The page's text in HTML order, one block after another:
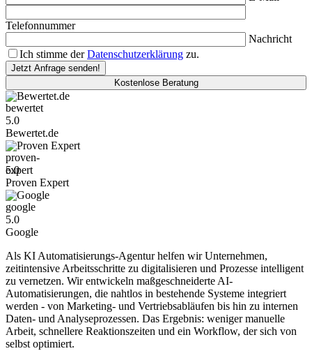
Telefonnummer
Nachricht
Ich stimme derDatenschutzerklärung zu.
Kostenlose Beratung
Bewertet.de
5.0
Bewertet.de
Proven Expert
5.0
Proven Expert
Google
5.0
Google
Als KI Automatisierungs-Agentur helfen wir Unternehmen,
zeitintensive Arbeitsschritte zu digitalisieren und Prozesse intelligent
zu vernetzen. Wir entwickeln maßgeschneiderte AI-
Automatisierungen, die nahtlos in bestehende Systeme integriert
werden - von Marketing- und Vertriebsabläufen bis hin zu internen
Daten- und Analyseprozessen. Das Ergebnis: weniger manuelle
Arbeit, schnellere Reaktionszeiten und ein Workflow, der sich von
selbst optimiert.